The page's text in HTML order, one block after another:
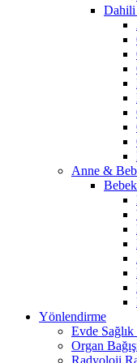
Dahili
Anne &
Yönlendirme
Evde
Organ
Radyoloji